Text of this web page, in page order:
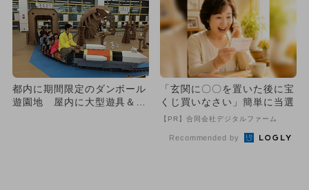
都内に期間限定のダンボール
遊園地 屋内に大型遊具＆自
「玄関に〇〇を置いた後に宝
くじ買いなさい」簡単に当選
【PR】合同会社デジタルファーム
Recommended by